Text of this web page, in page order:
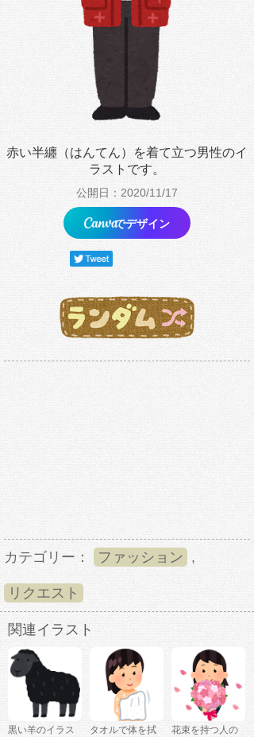
赤い半纏（はんてん）を着て立つ男性のイ
ラストです。
公開日：2020/11/17
でデザイン
カテゴリー： ファッション ,
リクエスト
関連イラスト
黒い羊のイラス
タオルで体を拭
花束を持つ人の